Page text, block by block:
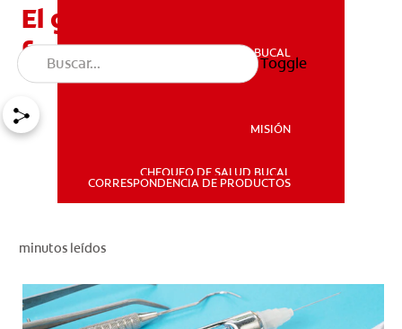
SALUD BUCAL
SALUD BUCAL
MISIÓN
CHEQUEO DE SALUD BUCAL
CORRESPONDENCIA DE PRODUCTOS
Toggle
El grabado ácido: ¿Cómo
funciona?
minutos leídos